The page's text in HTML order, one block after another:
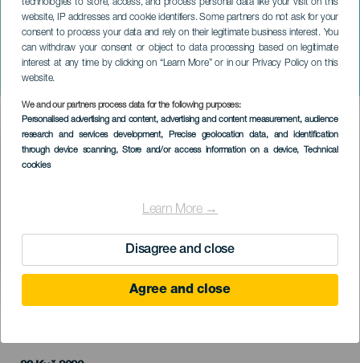
technologies to store, access, and process personal data like your visit on this
website, IP addresses and cookie identifiers. Some partners do not ask for your
consent to process your data and rely on their legitimate business interest. You
can withdraw your consent or object to data processing based on legitimate
interest at any time by clicking on “Learn More” or in our Privacy Policy on this
website.
We and our partners process data for the following purposes:
Personalised advertising and content, advertising and content measurement, audience
research and services development, Precise geolocation data, and identification
through device scanning, Store and/or access information on a device, Technical
cookies
Learn More →
Disagree and close
Agree and close
Chindia Cycle Tour
TENERIFE
Imagen
Listado